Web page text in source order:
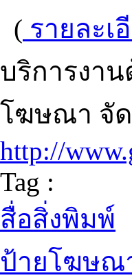
( รายละเ
บริการงา
โฆษณา จัด
http://
Tag :
สื่อสิ่งพิมพ์
ป้ายโฆษณ